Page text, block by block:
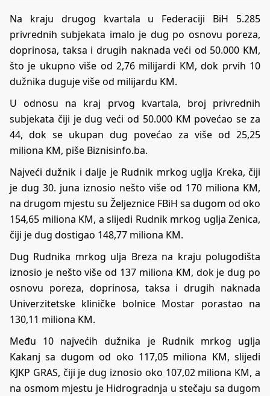
Na kraju drugog kvartala u Federaciji BiH 5.285
privrednih subjekata imalo je dug po osnovu poreza,
doprinosa, taksa i drugih naknada veći od 50.000 KM,
što je ukupno više od 2,76 milijardi KM, dok prvih 10
dužnika duguje više od milijardu KM.
U odnosu na kraj prvog kvartala, broj privrednih
subjekata čiji je dug veći od 50.000 KM povećao se za
44, dok se ukupan dug povećao za više od 25,25
miliona KM, piše Biznisinfo.ba.
Najveći dužnik i dalje je Rudnik mrkog uglja Kreka, čiji
je dug 30. juna iznosio nešto više od 170 miliona KM,
na drugom mjestu su Željeznice FBiH sa dugom od oko
154,65 miliona KM, a slijedi Rudnik mrkog uglja Zenica,
čiji je dug dostigao 148,77 miliona KM.
Dug Rudnika mrkog ulja Breza na kraju polugodišta
iznosio je nešto više od 137 miliona KM, dok je dug po
osnovu poreza, doprinosa, taksa i drugih naknada
Univerzitetske kliničke bolnice Mostar porastao na
130,11 miliona KM.
Među 10 najvećih dužnika je Rudnik mrkog uglja
Kakanj sa dugom od oko 117,05 miliona KM, slijedi
KJKP GRAS, čiji je dug iznosio oko 107,02 miliona KM, a
na osmom mjestu je Hidrogradnja u stečaju sa dugom